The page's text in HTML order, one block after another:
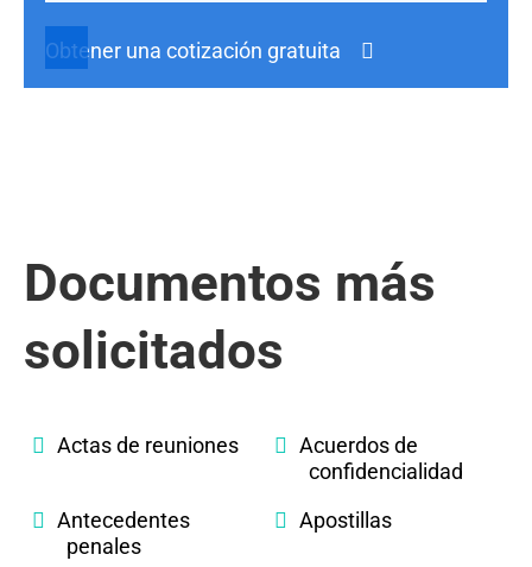
Obtener una cotización gratuita
Documentos más
solicitados
Actas de reuniones
Acuerdos de
confidencialidad
Antecedentes
penales
Apostillas